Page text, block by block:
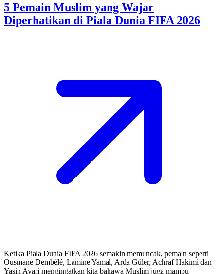
5 Pemain Muslim yang Wajar
Diperhatikan di Piala Dunia FIFA 2026
Ketika Piala Dunia FIFA 2026 semakin memuncak, pemain seperti
Ousmane Dembélé, Lamine Yamal, Arda Güler, Achraf Hakimi dan
Yasin Ayari mengingatkan kita bahawa Muslim juga mampu